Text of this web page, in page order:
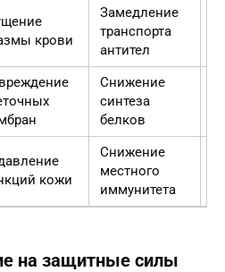
крови
Замедление
транспорта
антител
Снижение
синтеза
белков
кожи
Снижение
местного
иммунитета
на защитные силы